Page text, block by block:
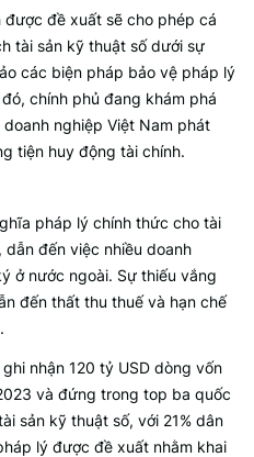
đề xuất sẽ cho phép cá
tài sản kỹ thuật số dưới sự
các biện pháp bảo vệ pháp lý
chính phủ đang khám phá
nghiệp Việt Nam phát
tiện huy động tài chính.
pháp lý chính thức cho tài
đến việc nhiều doanh
ở nước ngoài. Sự thiếu vắng
đến thất thu thuế và hạn chế
nhận 120 tỷ USD dòng vốn
và đứng trong top ba quốc
sản kỹ thuật số, với 21% dân
lý được đề xuất nhằm khai